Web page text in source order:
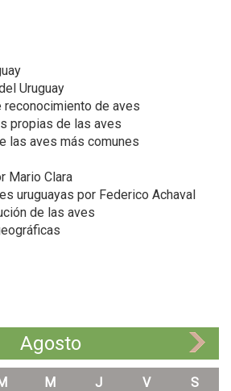
Uruguay
reconocimiento de aves
propias de las aves
las aves más comunes
Mario Clara
uruguayas por Federico Achaval
de las aves
Agosto
M M J V S